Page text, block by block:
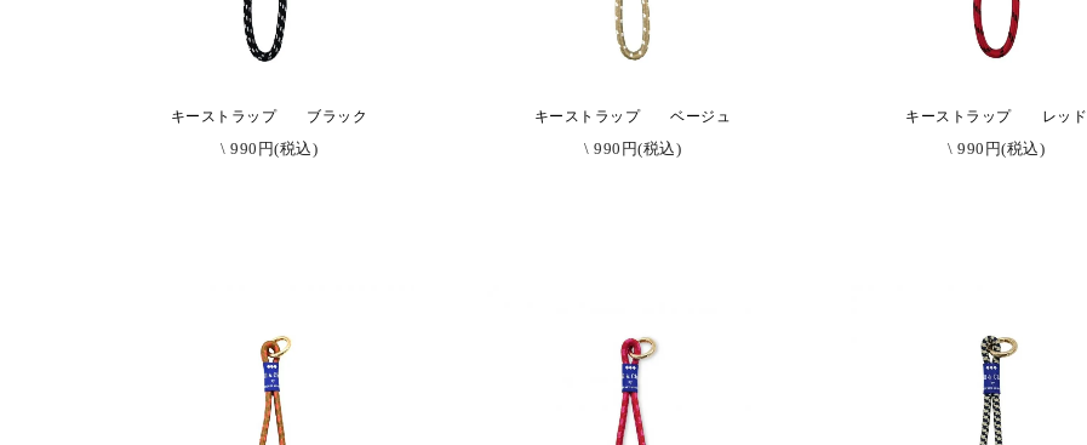
キーストラップ ブラック
\ 990円(税込)
キーストラップ ベージュ
\ 990円(税込)
キーストラップ レッド
\ 990円(税込)